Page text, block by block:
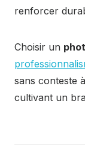
renforcer
Choisir un
sans conteste
cultivant un